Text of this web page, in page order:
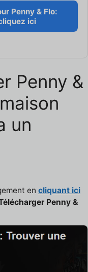
Penny & Flo:
ici
Penny &
un
en cliquant ici
Penny &